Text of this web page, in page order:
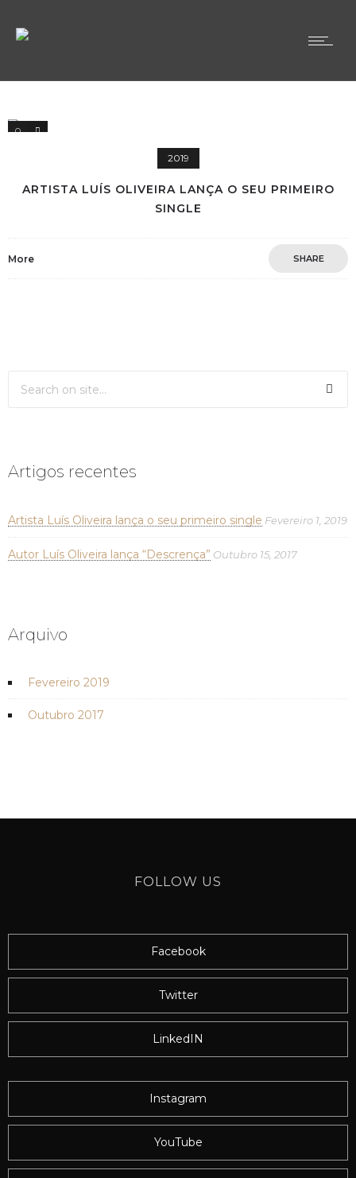
0 0
2019
ARTISTA LUÍS OLIVEIRA LANÇA O SEU PRIMEIRO
SINGLE
More SHARE
Artigos recentes
Artista Luís Oliveira lança o seu primeiro single Fevereiro 1, 2019
Autor Luís Oliveira lança “Descrença” Outubro 15, 2017
Arquivo
Fevereiro 2019
Outubro 2017
FOLLOW US
Facebook
Twitter
LinkedIN
Instagram
YouTube